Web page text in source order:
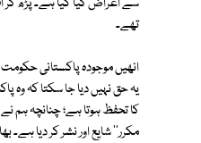
تھے۔
انھیں موجودہ پاکستانی
یہ حق نہیں دیا جا سکتا کہ
کا تحفظ ہوتا ہے؛ چنانچہ ہم نے
مکرر'' شایع اور نشر کر دیا